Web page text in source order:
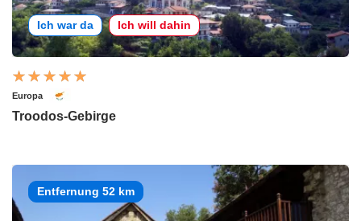
Ich war da Ich will dahin
Europa
Troodos-Gebirge
Entfernung 52 km